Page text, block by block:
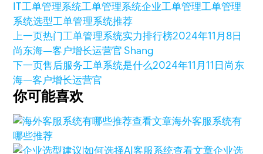
IT工单管理系统工单管理系统企业工单管理工单管理
系统选型工单管理系统推荐
上一页热门工单管理系统实力排行榜2024年11月8日
尚东海—客户增长运营官 Shang
下一页售后服务工单系统是什么2024年11月11日 尚东
海—客户增长运营官
你可能喜欢
查看文章海外客服系统有
哪些推荐
查看文章企业选